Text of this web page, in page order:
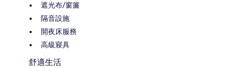
遮光布/窗簾
隔音設施
開夜床服務
高級寢具
舒適生活